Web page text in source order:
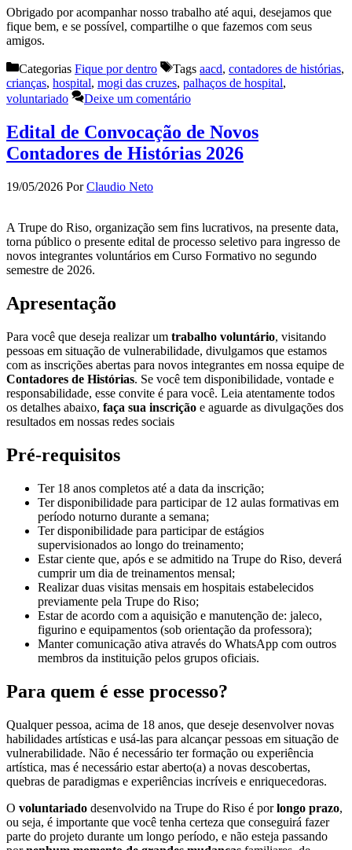
Obrigado por acompanhar nosso trabalho até aqui, desejamos que
fique bem, e se possível, compartilhe o que fazemos com seus
amigos.
Categorias Fique por dentro Tags aacd, contadores de histórias,
crianças, hospital, mogi das cruzes, palhaços de hospital,
voluntariado
Deixe um comentário
Edital de Convocação de Novos
Contadores de Histórias 2026
19/05/2026 PorClaudio Neto
A Trupe do Riso, organização sem fins lucrativos, na presente data,
torna público o presente edital de processo seletivo para ingresso de
novos integrantes voluntários em Curso Formativo no segundo
semestre de 2026.
Apresentação
Para você que deseja realizar um trabalho voluntário, visitando
pessoas em situação de vulnerabilidade, divulgamos que estamos
com as inscrições abertas para novos integrantes em nossa equipe de
Contadores de Histórias. Se você tem disponibilidade, vontade e
responsabilidade, esse convite é para você. Leia atentamente todos
os detalhes abaixo, faça sua inscrição e aguarde as divulgações dos
resultados em nossas redes sociais
Pré-requisitos
Ter 18 anos completos até a data da inscrição;
Ter disponibilidade para participar de 12 aulas formativas em
período noturno durante a semana;
Ter disponibilidade para participar de estágios
supervisionados ao longo do treinamento;
Estar ciente que, após e se admitido na Trupe do Riso, deverá
cumprir um dia de treinamentos mensal;
Realizar duas visitas mensais em hospitais estabelecidos
previamente pela Trupe do Riso;
Estar de acordo com a aquisição e manutenção de: jaleco,
figurino e equipamentos (sob orientação da professora);
Manter comunicação ativa através do WhatsApp com outros
membros da instituição pelos grupos oficiais.
Para quem é esse processo?
Qualquer pessoa, acima de 18 anos, que deseje desenvolver novas
habilidades artísticas e usá-las para alcançar pessoas em situação de
vulnerabilidade. Não é necessário ter formação ou experiência
artística, mas é necessário estar aberto(a) a novas descobertas,
quebras de paradigmas e experiências incríveis e enriquecedoras.
O voluntariado desenvolvido na Trupe do Riso é porlongo prazo,
ou seja, é importante que você tenha certeza que conseguirá fazer
parte do projeto durante um longo período, e não esteja passando